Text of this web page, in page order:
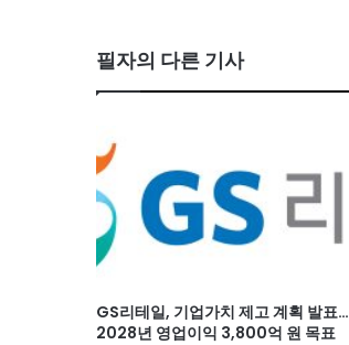
필자의 다른 기사
GS리테일, 기업가치 제고 계획 발표…
2028년 영업이익 3,800억 원 목표